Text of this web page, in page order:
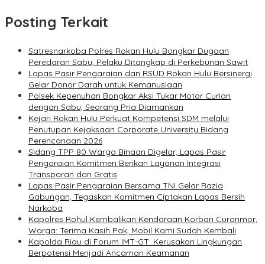
Posting Terkait
Satresnarkoba Polres Rokan Hulu Bongkar Dugaan
Peredaran Sabu, Pelaku Ditangkap di Perkebunan Sawit
Lapas Pasir Pengaraian dan RSUD Rokan Hulu Bersinergi
Gelar Donor Darah untuk Kemanusiaan
Polsek Kepenuhan Bongkar Aksi Tukar Motor Curian
dengan Sabu, Seorang Pria Diamankan
Kejari Rokan Hulu Perkuat Kompetensi SDM melalui
Penutupan Kejaksaan Corporate University Bidang
Perencanaan 2026
Sidang TPP 80 Warga Binaan Digelar, Lapas Pasir
Pengaraian Komitmen Berikan Layanan Integrasi
Transparan dan Gratis
Lapas Pasir Pengaraian Bersama TNI Gelar Razia
Gabungan, Tegaskan Komitmen Ciptakan Lapas Bersih
Narkoba
Kapolres Rohul Kembalikan Kendaraan Korban Curanmor,
Warga: Terima Kasih Pak, Mobil Kami Sudah Kembali
Kapolda Riau di Forum IMT-GT: Kerusakan Lingkungan
Berpotensi Menjadi Ancaman Keamanan